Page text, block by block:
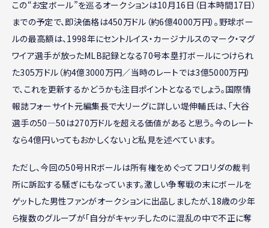
この“お宝ボール”を巡るオークションは10月16日（日本時間17日）
までの予定で、即決価格は450万ドル（約6億4000万円）。野球ボー
ルの最高額は、1998年にセントルイス・カージナルスのマーク・マグ
ワイア選手が放ったMLB記録となる70号本塁打ボールにつけられ
た305万ドル（約4億3000万円／当時のレートでは3億5000万円）
で、これを更新するかどうかも注目ポイントとなるでしょう。国際情
報誌フォーサイト元編集長で大リーグに詳しい堤伸輔氏は、「大谷
選手の50―50は270万ドルを超える価値があると思う。今のレート
なら4億円いってもおかしくない」と私見を述べています。
ただし、今回の50号HRボールは所有権をめぐってフロリダの裁判
所に訴訟する騒ぎにもなっています。激しい争奪戦の末にボールを
ゲットした男性ファンがオークションに出品しましたが、18歳の少年
ら複数のグループが「自分がキャッチしたのに混乱の中で不正に奪